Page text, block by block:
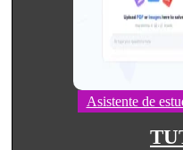
Asistente de